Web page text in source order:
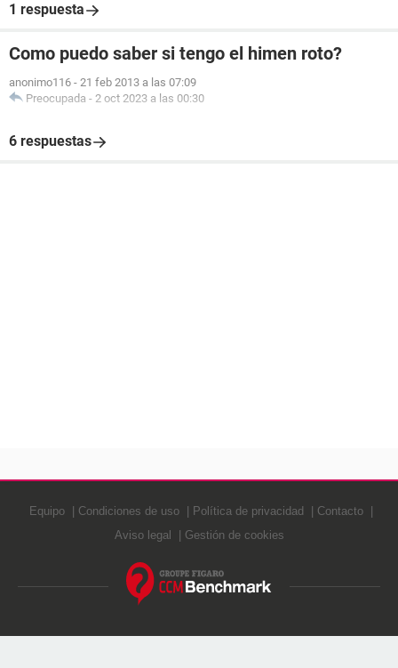
1 respuesta
Como puedo saber si tengo el himen roto?
anonimo116 - 21 feb 2013 a las 07:09
Preocupada - 2 oct 2023 a las 00:30
6 respuestas
Equipo Condiciones de uso Política de privacidad
Contacto
Aviso legal
Gestión de cookies